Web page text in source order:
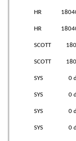
HR
HR
SCOTT
SCOTT
SYS 0
SYS 0
SYS 0
SYS 0